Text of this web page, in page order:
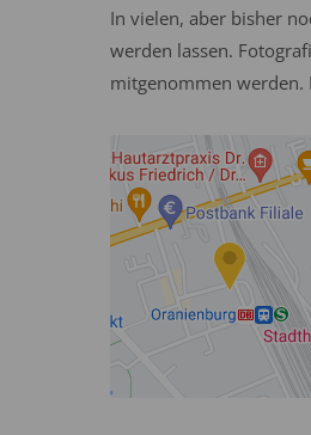
In vielen, aber bisher
werden lassen.
mitgenommen werden.